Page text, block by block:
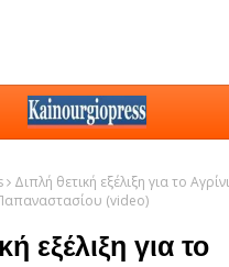
Διπλή θετική εξέλιξη για το
(video)
εξέλιξη για το